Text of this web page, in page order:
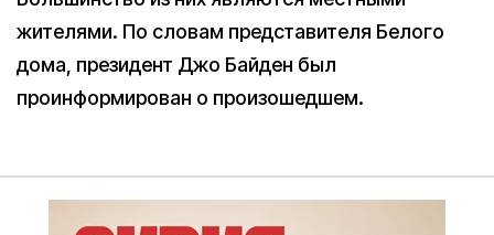
жителями. По словам представителя Белого
дома, президент Джо Байден был
проинформирован о произошедшем.